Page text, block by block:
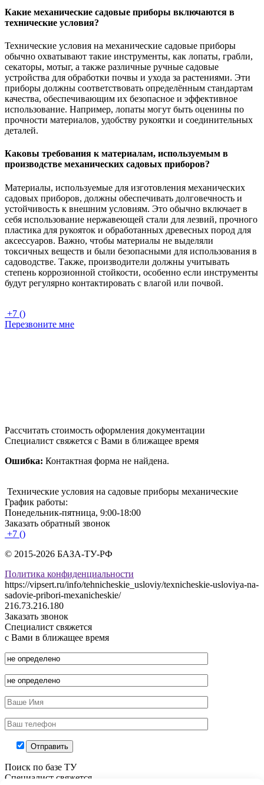
Какие механические садовые приборы включаются в
технические условия?
Технические условия на механические садовые приборы
обычно охватывают такие инструменты, как лопаты, грабли,
секаторы, мотыг, а также различные ручные садовые
устройства для обработки почвы и ухода за растениями. Эти
приборы должны соответствовать определённым стандартам
качества, обеспечивающим их безопасное и эффективное
использование. Например, лопаты могут быть оценины по
прочности материалов, удобству рукоятки и соединительных
деталей.
Каковы требования к материалам, используемым в
производстве механических садовых приборов?
Материалы, используемые для изготовления механических
садовых приборов, должны обеспечивать долговечность и
устойчивость к внешним условиям. Это обычно включает в
себя использование нержавеющей стали для лезвий, прочного
пластика для рукояток и обработанных древесных пород для
аксессуаров. Важно, чтобы материалы не выделяли
токсичных веществ и были безопасными для использования в
садоводстве. Также, производители должны учитывать
степень коррозионной стойкости, особенно если инструменты
будут регулярно контактировать с влагой или почвой.
+7 ()
Перезвоните мне
Рассчитать стоимость оформления документации
Специалист свяжется с Вами в ближащее время
Ошибка: Контактная форма не найдена.
Технические условия на садовые приборы механические
График работы:
Понедельник-пятница, 9:00-18:00
Заказать обратный звонок
+7 ()
© 2015-2026 БАЗА-ТУ-РФ
Политика конфиденциальности
https://vipsert.ru/info/tehnicheskie_usloviy/texnicheskie-usloviya-na-
sadovie-pribori-mexanicheskie/
216.73.216.180
Заказать звонок
Специалист свяжется
с Вами в ближащее время
Поиск по базе ТУ
Специалист свяжется